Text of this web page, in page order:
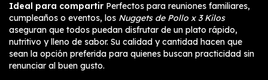
Ideal para compartir Perfectos para reuniones familiares,
cumpleaños o eventos, los Nuggets de Pollo x 3 Kilos
aseguran que todos puedan disfrutar de un plato rápido,
nutritivo y lleno de sabor. Su calidad y cantidad hacen que
sean la opción preferida para quienes buscan practicidad sin
renunciar al buen gusto.